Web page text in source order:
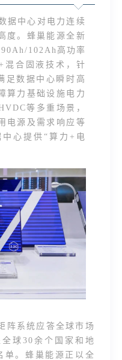
据中心对电力连续
度。蜂巢能源全新
102Ah高功率
混合固液技术，针
足数据中心瞬时高
算力基础设施电力
等多重场景，
电源及需求响应等
心提供“算力+电
阵系统应答全球市场
球30余个国家和地
单。蜂巢能源正以全